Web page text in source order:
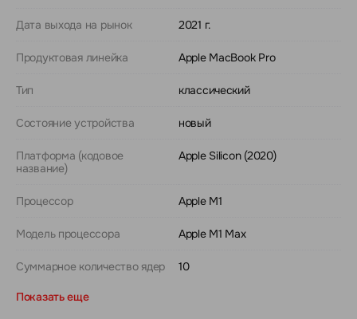
Дата выхода на рынок 2021 г.
Продуктовая линейка Apple MacBook Pro
Тип классический
Состояние устройства новый
Платформа (кодовое
название)
Apple Silicon (2020)
Процессор Apple M1
Модель процессора Apple M1 Max
Суммарное количество ядер 10
Показать еще